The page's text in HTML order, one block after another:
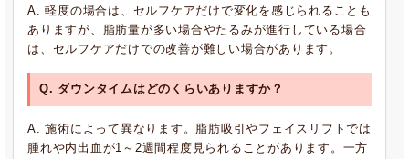
A. 軽度の場合は、セルフケアだけで変化を感じられることも
ありますが、脂肪量が多い場合やたるみが進行している場合
は、セルフケアだけでの改善が難しい場合があります。
Q. ダウンタイムはどのくらいありますか？
A. 施術によって異なります。脂肪吸引やフェイスリフトでは
腫れや内出血が1～2週間程度見られることがあります。一方